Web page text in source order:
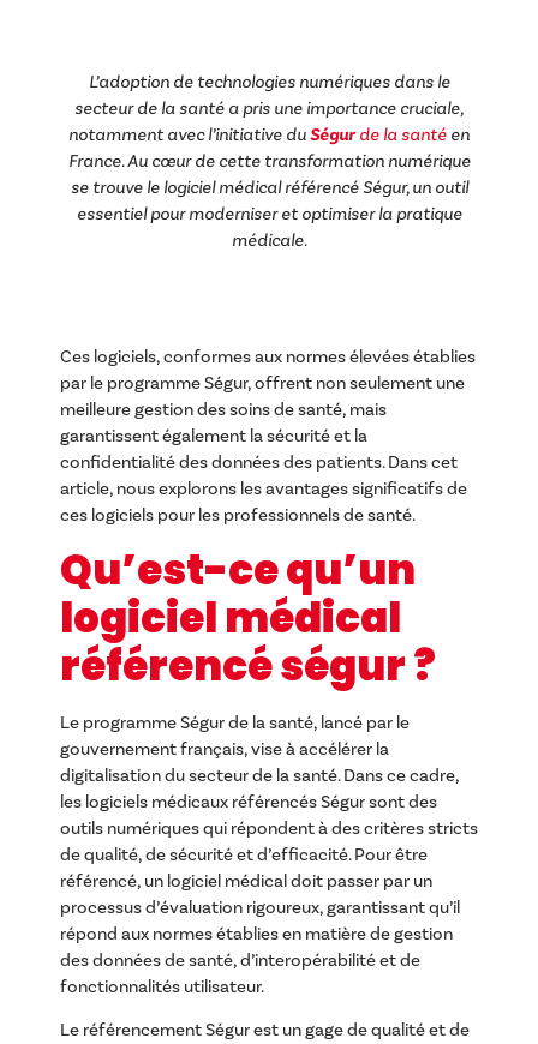
L’adoption de technologies numériques dans le
secteur de la santé a pris une importance cruciale,
notamment avec l’initiative duSégurde la santé en
France. Au cœur de cette transformation numérique
se trouve le logiciel médical référencé Ségur, un outil
essentiel pour moderniser et optimiser la pratique
médicale.
Ces logiciels, conformes aux normes élevées établies
par le programme Ségur, offrent non seulement une
meilleure gestion des soins de santé, mais
garantissent également la sécurité et la
confidentialité des données des patients. Dans cet
article, nous explorons les avantages significatifs de
ces logiciels pour les professionnels de santé.
Qu’est-ce qu’un
logiciel médical
référencé ségur ?
Le programme Ségur de la santé, lancé par le
gouvernement français, vise à accélérer la
digitalisation du secteur de la santé. Dans ce cadre,
les logiciels médicaux référencés Ségur sont des
outils numériques qui répondent à des critères stricts
de qualité, de sécurité et d’efficacité. Pour être
référencé, un logiciel médical doit passer par un
processus d’évaluation rigoureux, garantissant qu’il
répond aux normes établies en matière de gestion
des données de santé, d’interopérabilité et de
fonctionnalités utilisateur.
Le référencement Ségur est un gage de qualité et de